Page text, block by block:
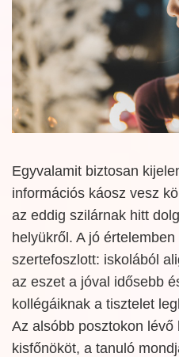
Egyvalamit biztosan
információs káosz vesz
az eddig szilárnak hitt
helyükről. A jó
szertefoszlott: iskolából
az eszet a jóval idősebb
kollégáiknak a tisztelet
Az alsóbb posztokon lévő
kisfőnököt, a tanuló